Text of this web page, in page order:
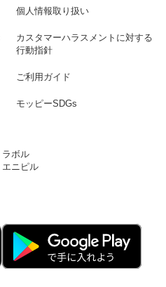
個人情報取り扱い
カスタマーハラスメントに対する
行動指針
ご利用ガイド
モッピーSDGs
ラボル
エニピル